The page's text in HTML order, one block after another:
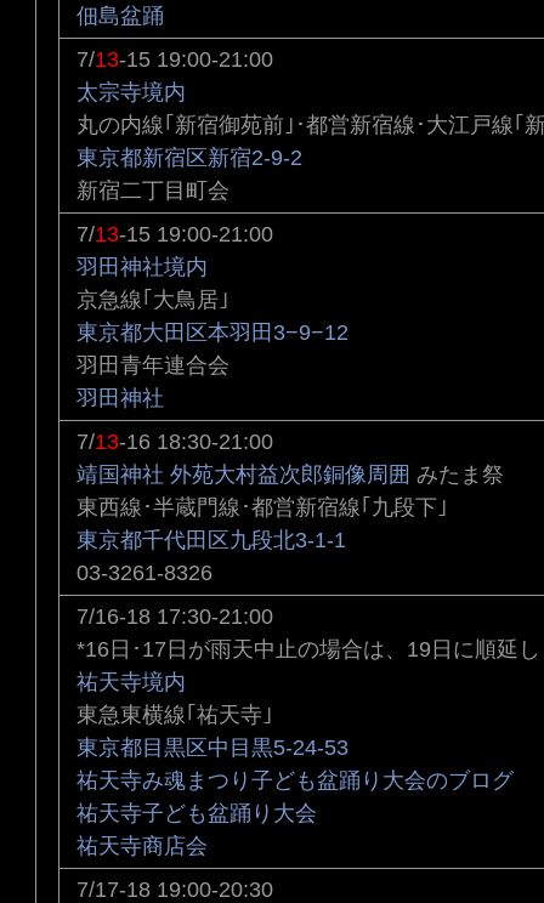
佃島盆踊
7/13-15 19:00-21:00
太宗寺境内
丸の内線｢新宿御苑前｣･都営新宿線･大江戸線｢
東京都新宿区新宿2-9-2
新宿二丁目町会
7/13-15 19:00-21:00
羽田神社境内
京急線｢大鳥居｣
東京都大田区本羽田3−9−12
羽田青年連合会
羽田神社
7/13-16 18:30-21:00
靖国神社 外苑大村益次郎銅像周囲 みたま祭
東西線･半蔵門線･都営新宿線｢九段下｣
東京都千代田区九段北3-1-1
03-3261-8326
7/16-18 17:30-21:00
*16日･17日が雨天中止の場合は、19日に順延
祐天寺境内
東急東横線｢祐天寺｣
東京都目黒区中目黒5-24-53
祐天寺み魂まつり子ども盆踊り大会のブログ
祐天寺子ども盆踊り大会
祐天寺商店会
7/17-18 19:00-20:30